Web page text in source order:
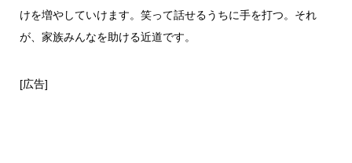
けを増やしていけます。笑って話せるうちに手を打つ。それ
が、家族みんなを助ける近道です。
[広告]